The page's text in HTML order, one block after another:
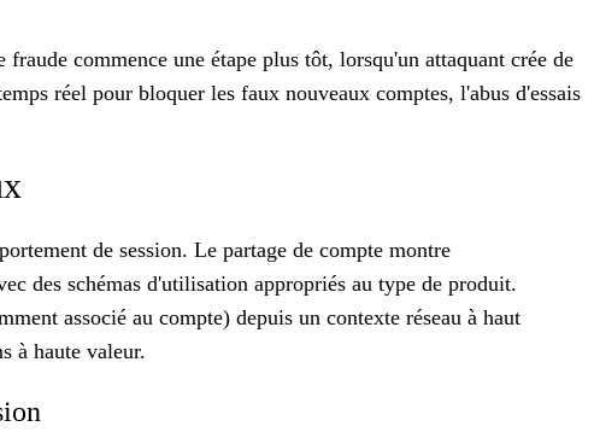
commence une étape plus tôt, lorsqu'un attaquant crée de
réel pour bloquer les faux nouveaux comptes, l'abus d'essais
de session. Le partage de compte montre
des schémas d'utilisation appropriés au type de produit.
associé au compte) depuis un contexte réseau à haut
à haute valeur.